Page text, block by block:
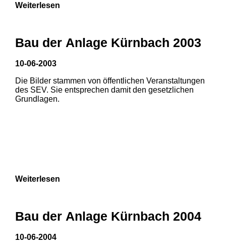
Weiterlesen
Bau der Anlage Kürnbach 2003
10-06-2003
Die Bilder stammen von öffentlichen Veranstaltungen
des SEV. Sie entsprechen damit den gesetzlichen
Grundlagen.
Weiterlesen
Bau der Anlage Kürnbach 2004
10-06-2004